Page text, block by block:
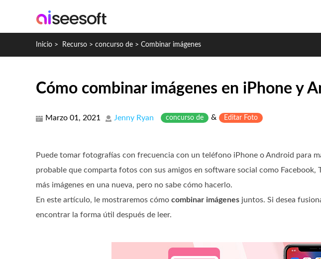
Inicio > Recurso > concurso de > Combinar imágenes
Cómo combinar imágenes en iPhone y
Marzo 01, 2021 Jenny Ryan concurso de & Editar Foto
Puede tomar fotografías con frecuencia con un teléfono iPhone o Android para
probable que comparta fotos con sus amigos en software social como Facebook,
más imágenes en una nueva, pero no sabe cómo hacerlo.
En este artículo, le mostraremos cómo combinar imágenes juntos. Si desea
encontrar la forma útil después de leer.